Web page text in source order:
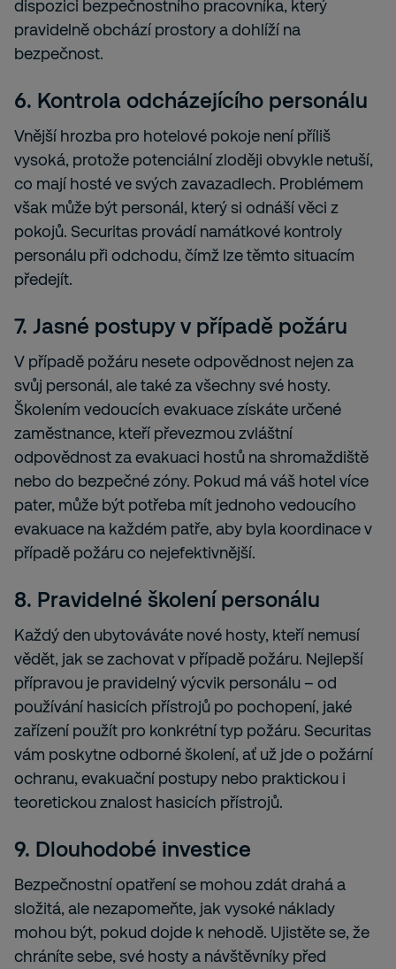
dispozici bezpečnostního pracovníka, který
pravidelně obchází prostory a dohlíží na
bezpečnost.
6. Kontrola odcházejícího personálu
Vnější hrozba pro hotelové pokoje není příliš
vysoká, protože potenciální zloději obvykle netuší,
co mají hosté ve svých zavazadlech. Problémem
však může být personál, který si odnáší věci z
pokojů. Securitas provádí namátkové kontroly
personálu při odchodu, čímž lze těmto situacím
předejít.
7. Jasné postupy v případě požáru
V případě požáru nesete odpovědnost nejen za
svůj personál, ale také za všechny své hosty.
Školením vedoucích evakuace získáte určené
zaměstnance, kteří převezmou zvláštní
odpovědnost za evakuaci hostů na shromaždiště
nebo do bezpečné zóny. Pokud má váš hotel více
pater, může být potřeba mít jednoho vedoucího
evakuace na každém patře, aby byla koordinace v
případě požáru co nejefektivnější.
8. Pravidelné školení personálu
Každý den ubytováváte nové hosty, kteří nemusí
vědět, jak se zachovat v případě požáru. Nejlepší
přípravou je pravidelný výcvik personálu – od
používání hasicích přístrojů po pochopení, jaké
zařízení použít pro konkrétní typ požáru. Securitas
vám poskytne odborné školení, ať už jde o požární
ochranu, evakuační postupy nebo praktickou i
teoretickou znalost hasicích přístrojů.
9. Dlouhodobé investice
Bezpečnostní opatření se mohou zdát drahá a
složitá, ale nezapomeňte, jak vysoké náklady
mohou být, pokud dojde k nehodě. Ujistěte se, že
chráníte sebe, své hosty a návštěvníky před